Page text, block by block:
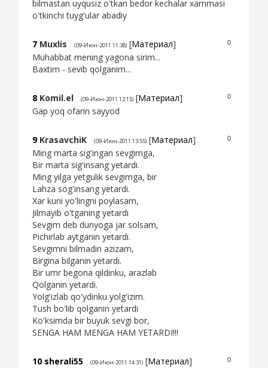
bilmastan uyqusiz o'tkan bedor kechalar xammasi
o'tkinchi tuyg'ular abadiy
0
7 Muxlis (09-Июн-2011 11:38) [Материал]
Muhabbat mening yagona sirim...
Baxtim - sevib qolganim...
0
8 Komil.el (09-Июн-2011 12:15) [Материал]
Gap yoq ofarin sayyod
0
9 KrasavchiK (09-Июн-2011 13:55) [Материал]
Ming marta sig'ingan sevgimga,
Bir marta sig'insang yetardi.
Ming yilga yetgulik sevgimga, bir
Lahza sog'insang yetardi.
Xar kuni yo'lingni poylasam,
Jilmayib o'tganing yetardi
Sevgim deb dunyoga jar solsam,
Pichirlab aytganin yetardi.
Sevgimni bilmadin azizam,
Birgina bilganin yetardi.
Bir umr begona qildinku, arazlab
Qolganin yetardi.
Yolg'izlab qo'ydinku yolg'izim.
Tush bo'lib qolganin yetardi
Ko'ksimda bir buyuk sevgi bor,
SENGA HAM MENGA HAM YETARDI!!!
0
10 sherali55 (09-Июн-2011 14:31) [Материал]